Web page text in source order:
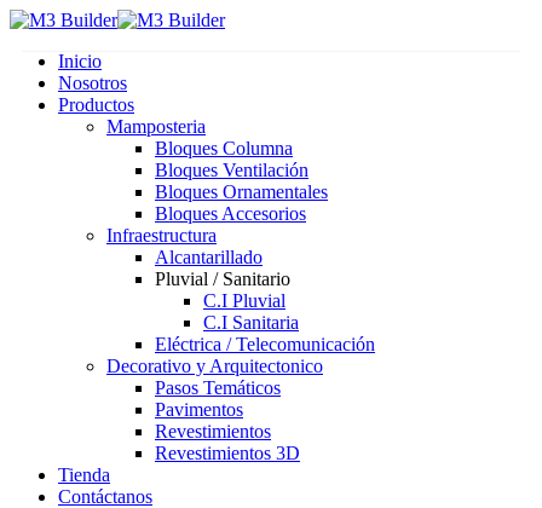
Inicio
Nosotros
Productos
Mamposteria
Bloques Columna
Bloques Ventilación
Bloques Ornamentales
Bloques Accesorios
Infraestructura
Alcantarillado
Pluvial / Sanitario
C.I Pluvial
C.I Sanitaria
Eléctrica / Telecomunicación
Decorativo y Arquitectonico
Pasos Temáticos
Pavimentos
Revestimientos
Revestimientos 3D
Tienda
Contáctanos